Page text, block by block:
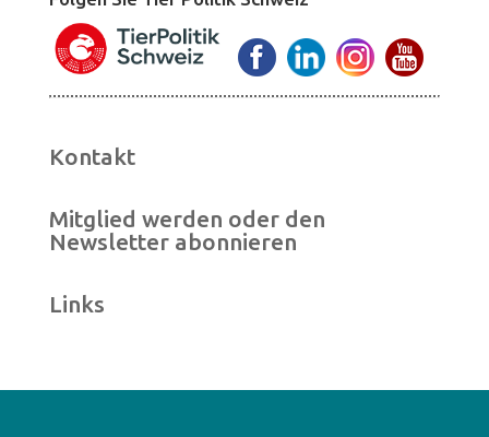
Kontakt
Mitglied werden oder den
Newsletter abonnieren
Links